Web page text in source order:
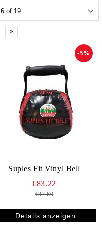
»
Suples Fit Vinyl Bell
-5%
€83.22
€87.60
Details anzeigen